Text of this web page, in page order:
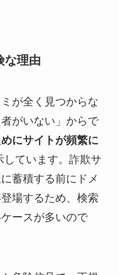
な理由
が全く見つからな
がいない」からで
にサイトが頻繁に
ています。詐欺サ
蓄積する前にドメ
場するため、検索
ースが多いので